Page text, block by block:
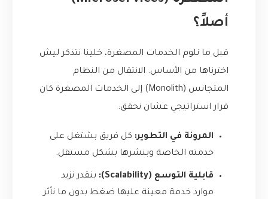
أصلاً؟
قبل ما نلوم الخدمات المصغرة، خلينا نتذكر ليش
اخترناها من الأساس. الانتقال من النظام
المتجانس (Monolith) إلى الخدمات المصغرة كان
قرار استراتيجي عشان نحقق:
المرونة في التطوير: كل فريق بشتغل على
خدمته الخاصة وبنشرها بشكل مستقل.
قابلية التوسع (Scalability):
بنقدر نزيد
موارد خدمة معينة عليها ضغط بدون ما نأثر